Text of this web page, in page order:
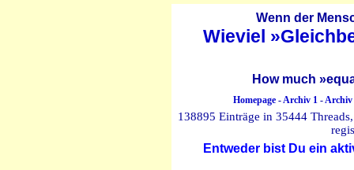
Wenn der
Wieviel
How much
Homepage-Archiv 1-Archiv
138895 Einträge in 35444
Entweder bist Du ein